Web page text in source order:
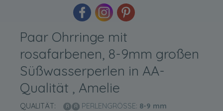
Paar Ohrringe mit
rosafarbenen, 8-9mm großen
Süßwasserperlen in AA-
Qualität , Amelie
QUALITÄT: PERLENGRÖSSE: 8-9 mm